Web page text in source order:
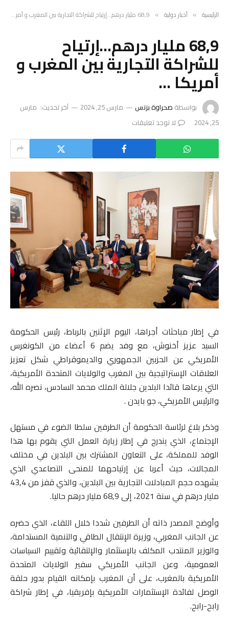
الرئيسية » أخبار دولية » 68,9 مليار درهم…إرتياح للشراكة التجارية بين المغرب و أمريكا …
68,9 مليار درهم…إرتياح
للشراكة التجارية بين المغرب و
أمريكا …
بواسطة صحراوة بزنس مارس 25, 2024 آخر تحديث: مارس
25, 2024
لا توجد تعليقات
في إطار مباحثات أجراها، اليوم الإثنين بالرباط، رئيس الحكومة
السيد عزيز أخنوش، مع وفد يضم 6 أعضاء من الكونغرس
الأمريكي عن الحزبين الجمهوري والديموقراطي شكل تعزيز
العلاقات الإستراتيجية بين المغرب والولايات المتحدة الأمريكية،
التي يرعاها قائدا البلدين جلالة الملك محمد السادس، نصره الله،
والرئيس الأمريكي، جو بايدن .
وذكر بلاغ لرئاسة الحكومة أن الطرفين سلطا الضوء في مستهل
الإجتماع، الذي يندرج في إطار زيارة العمل التي يقوم بها هذا
الوفد للمملكة، على التعاون المشترك بين البلدين في مختلف
المجالات، حيث أعربا عن إرتياحهما للمنحى التصاعدي الذي
يشهده حجم المبادلات التجارية بين البلدين، والذي قفز من 43,4
مليار درهم في سنة 2021، إلى 68,9 مليار درهم حاليا.
وأوضح المصدر ذاته أن الطرفين شددا خلال اللقاء، الذي حضره
عن الجانب المغربي، وزيرة الإنتقال الطاقي والتنمية المستدامة،
والوزير المنتدب المكلف بالإستثمار والإلتقائية وتقييم السياسات
العمومية، وعن الجانب الأمريكي سفير الولايات المتحدة
الأمريكية بالمغرب، على أن المغرب بإمكانه القيام بدور حلقة
الوصل لفائدة الإستثمارات الأمريكية بإفريقيا، في إطار شراكة
رابح-رابح.